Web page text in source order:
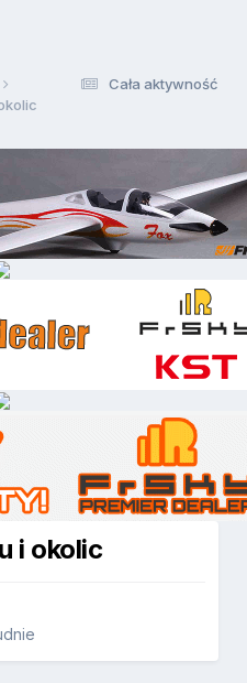
Cała aktywność
i okolic